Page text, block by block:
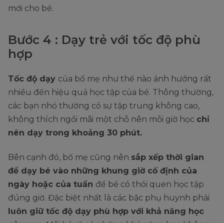
mới cho bé.
Bước 4 : Dạy trẻ với tốc độ phù
hợp
Tốc độ dạy của bố mẹ như thế nào ảnh hưởng rất
nhiều đến hiệu quả học tập của bé. Thông thường,
các bạn nhỏ thường có sự tập trung không cao,
không thích ngồi mãi một chỗ nên mỗi giờ học chỉ
nên dạy trong khoảng 30 phút.
Bên cạnh đó, bố mẹ cũng nên sắp xếp thời gian
để dạy bé vào những khung giờ cố định của
ngày hoặc của tuần để bé có thói quen học tập
đúng giờ. Đặc biệt nhất là các bậc phụ huynh phải
luôn giữ tốc độ dạy phù hợp với khả năng học